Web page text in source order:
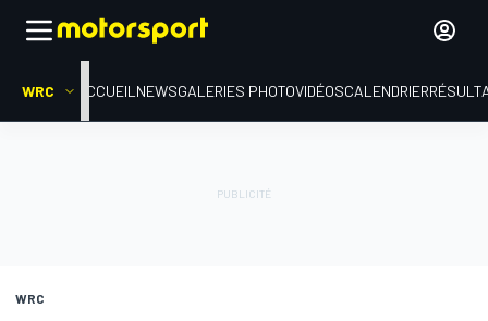
WRC ACCUEIL NEWSGALERIES PHOTOVIDÉOSCALENDRIER
WRC